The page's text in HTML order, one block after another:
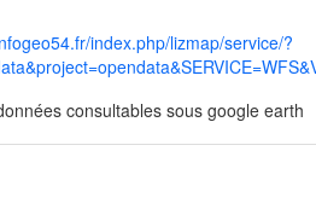
index.php/lizmap/service/?
consultables sous google earth